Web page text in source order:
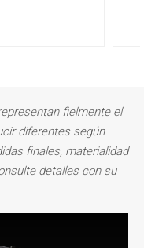
fielmente el
diferentes según
finales, materialidad
detalles con su